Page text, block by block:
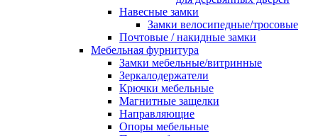
Навесные замки
Замки велосипедные/тросовые
Почтовые / накидные замки
Мебельная фурнитура
Замки мебельные/витринные
Зеркалодержатели
Крючки мебельные
Магнитные защелки
Направляющие
Опоры мебельные